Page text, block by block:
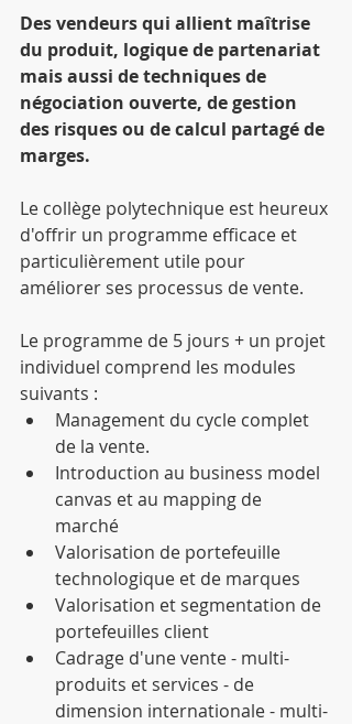
Des vendeurs qui allient maîtrise
du produit, logique de partenariat
mais aussi de techniques de
négociation ouverte, de gestion
des risques ou de calcul partagé de
marges.
Le collège polytechnique est heureux
d'offrir un programme efficace et
particulièrement utile pour
améliorer ses processus de vente.
Le programme de 5 jours + un projet
individuel comprend les modules
suivants :
Management du cycle complet
de la vente.
Introduction au business model
canvas et au mapping de
marché
Valorisation de portefeuille
technologique et de marques
Valorisation et segmentation de
portefeuilles client
Cadrage d'une vente - multi-
produits et services - de
dimension internationale - multi-